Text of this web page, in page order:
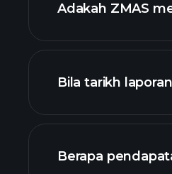
Adakah ZMAS
Bila tarikh
Berapa